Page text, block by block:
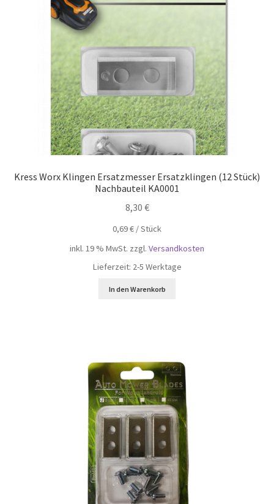
Mein Konto
Kress Worx Klingen Ersatzmesser Ersatzklingen (12 Stück)
Nachbauteil KA0001
8,30 €
0,69€ /Stück
inkl. 19 % MwSt. zzgl. Versandkosten
Lieferzeit: 2-5 Werktage
In den Warenkorb